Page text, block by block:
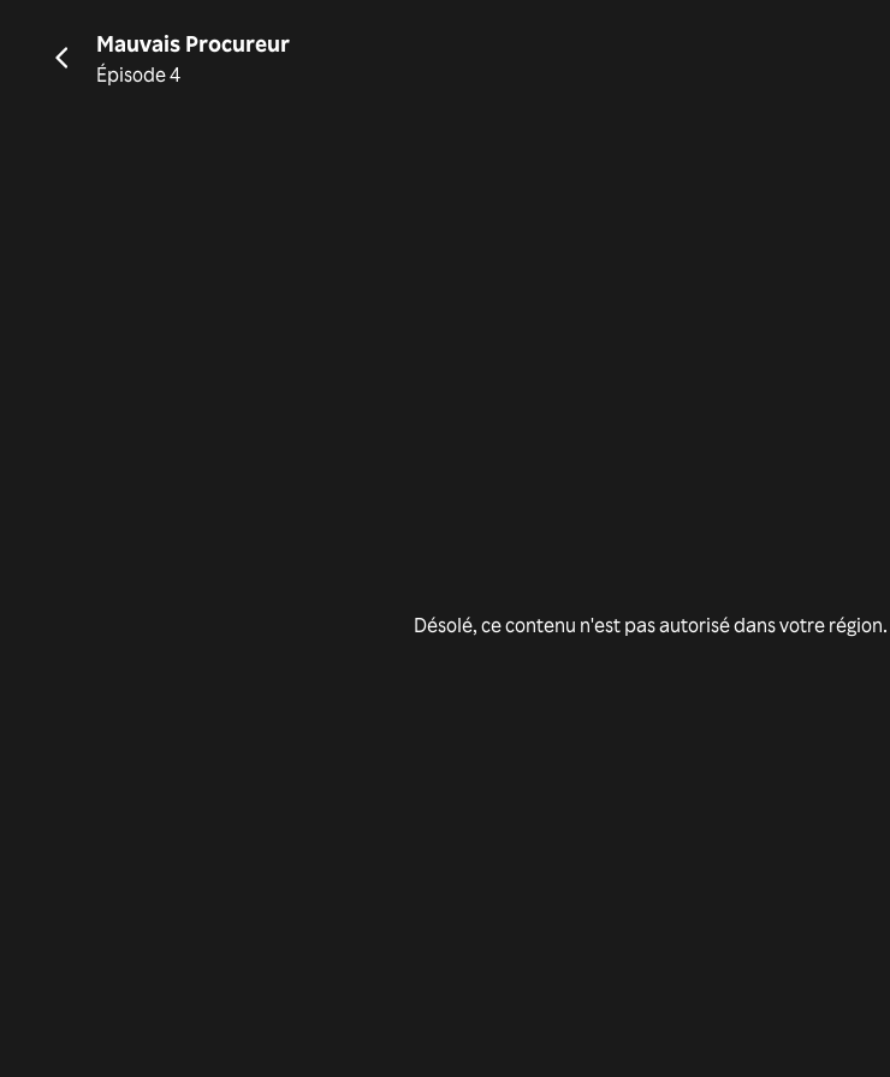
Mauvais Procureur
Épisode 4
Désolé, ce contenu n'est pas autorisé dans votre région.